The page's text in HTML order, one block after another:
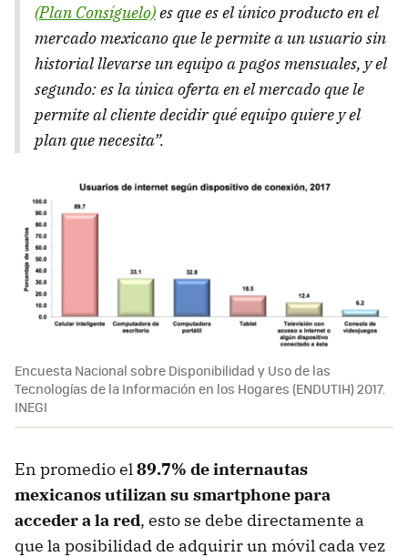
(Plan Consíguelo)es que es el único producto en el
mercado mexicano que le permite a un usuario sin
historial llevarse un equipo a pagos mensuales, y el
segundo: es la única oferta en el mercado que le
permite al cliente decidir qué equipo quiere y el
plan que necesita”.
Encuesta Nacional sobre Disponibilidad y Uso de las
Tecnologías de la Información en los Hogares (ENDUTIH) 2017.
INEGI
En promedio el89.7% de internautas
mexicanos utilizan su smartphone para
acceder a la red, esto se debe directamente a
que la posibilidad de adquirir un móvil cada vez